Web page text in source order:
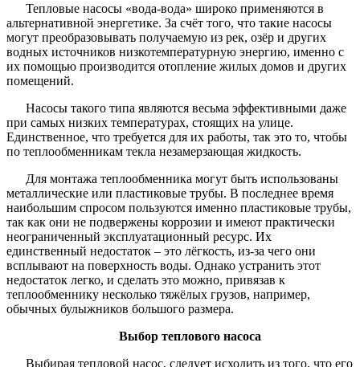
Тепловые насосы «вода-вода» широко применяются в
альтернативной энергетике. За счёт того, что такие насосы
могут преобразовывать получаемую из рек, озёр и других
водных источников низкотемпературную энергию, именно с
их помощью производится отопление жилых домов и других
помещений.
Насосы такого типа являются весьма эффективными даже
при самых низких температурах, стоящих на улице.
Единственное, что требуется для их работы, так это то, чтобы
по теплообменникам текла незамерзающая жидкость.
Для монтажа теплообменника могут быть использованы
металлические или пластиковые трубы. В последнее время
наибольшим спросом пользуются именно пластиковые трубы,
так как они не подвержены коррозии и имеют практически
неограниченный эксплуатационный ресурс. Их
единственный недостаток – это лёгкость, из-за чего они
всплывают на поверхность воды. Однако устранить этот
недостаток легко, и сделать это можно, привязав к
теплообменнику несколько тяжёлых грузов, например,
обычных булыжников большого размера.
Выбор теплового насоса
Выбирая тепловой насос, следует исходить из того, что его